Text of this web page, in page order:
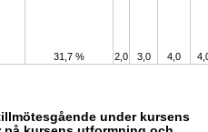
31,7 % 2,0 3,0 4,0
under kursens